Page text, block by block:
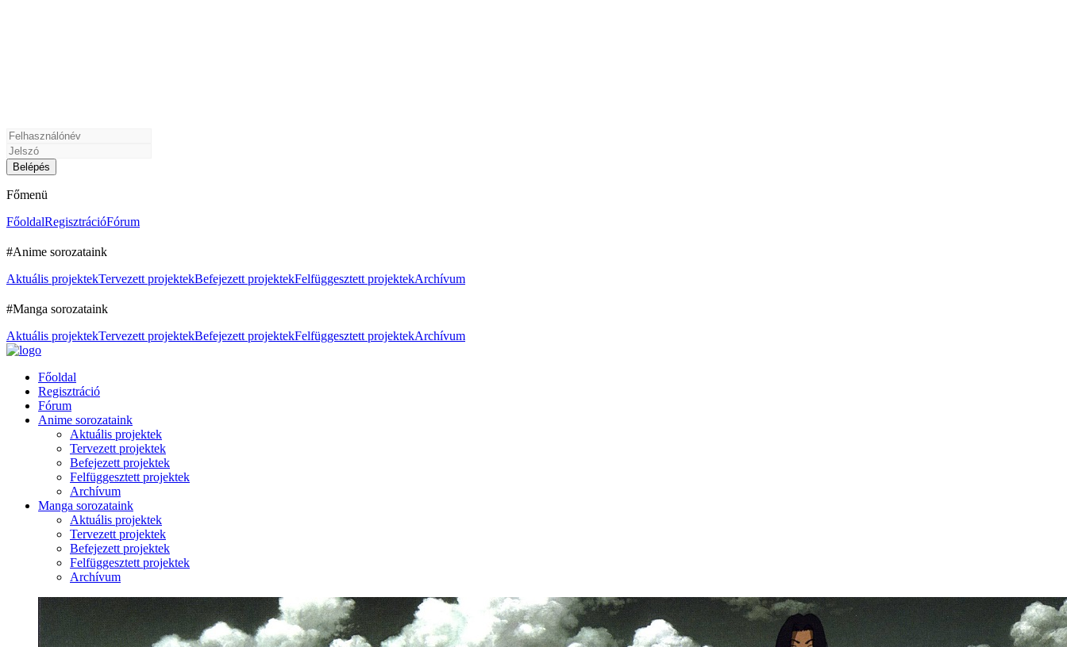
Főmenü
FőoldalRegisztrációFórum
#Anime sorozataink
Aktuális projektekTervezett projektekBefejezett projektekFelfüggesztett projektekArchívum
#Manga sorozataink
Aktuális projektekTervezett projektekBefejezett projektekFelfüggesztett projektekArchívum
Főoldal
Regisztráció
Fórum
Anime sorozataink
Aktuális projektek
Tervezett projektek
Befejezett projektek
Felfüggesztett projektek
Archívum
Manga sorozataink
Aktuális projektek
Tervezett projektek
Befejezett projektek
Felfüggesztett projektek
Archívum